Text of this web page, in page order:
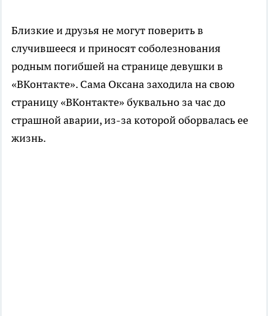
Близкие и друзья не могут поверить в
случившееся и приносят соболезнования
родным погибшей на странице девушки в
«ВКонтакте». Сама Оксана заходила на свою
страницу «ВКонтакте» буквально за час до
страшной аварии, из-за которой оборвалась ее
жизнь.